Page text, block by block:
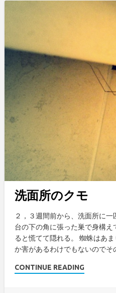
洗面所のクモ
２，３週間前から、洗面所に
台の下の角に張った巣で身構
ると慌てて隠れる。 蜘蛛はあ
か害があるわけでもないので
CONTINUE READING